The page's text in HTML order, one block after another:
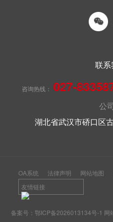
联系
咨询热线： 027-
公
湖北省武汉市硚口区
OA系统 法律声明 网站地图
友情链接
备案号： 鄂ICP备2026013134号-1 网